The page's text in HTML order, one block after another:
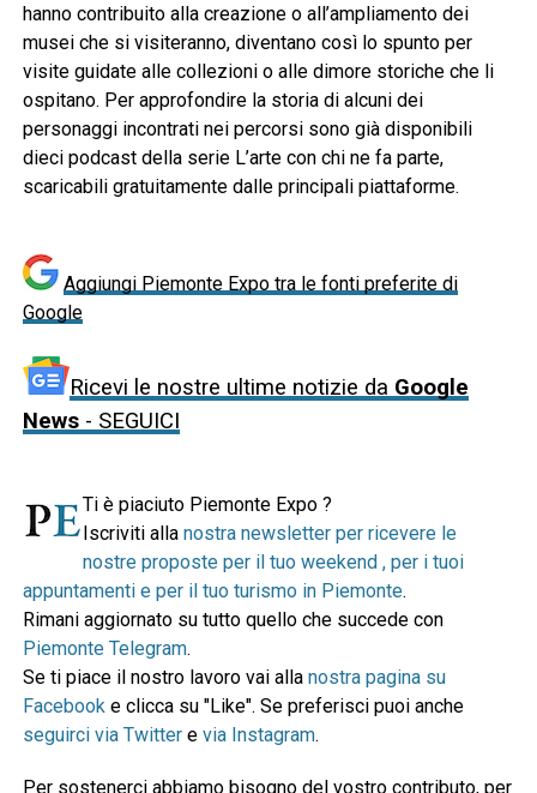
hanno contribuito alla creazione o all’ampliamento dei
musei che si visiteranno, diventano così lo spunto per
visite guidate alle collezioni o alle dimore storiche che li
ospitano. Per approfondire la storia di alcuni dei
personaggi incontrati nei percorsi sono già disponibili
dieci podcast della serie L’arte con chi ne fa parte,
scaricabili gratuitamente dalle principali piattaforme.
Aggiungi Piemonte Expo tra le fonti preferite di
Google
Ricevi le nostre ultime notizie da Google
News- SEGUICI
Ti è piaciuto Piemonte Expo ?
Iscriviti alla nostra newsletter per ricevere le
nostre proposte per il tuo weekend , per i tuoi
appuntamenti e per il tuo turismo in Piemonte.
Rimani aggiornato su tutto quello che succede con
Piemonte Telegram.
Se ti piace il nostro lavoro vai alla nostra pagina su
Facebook e clicca su "Like". Se preferisci puoi anche
seguirci via Twittere via Instagram.
Per sostenerci abbiamo bisogno del vostro contributo, per